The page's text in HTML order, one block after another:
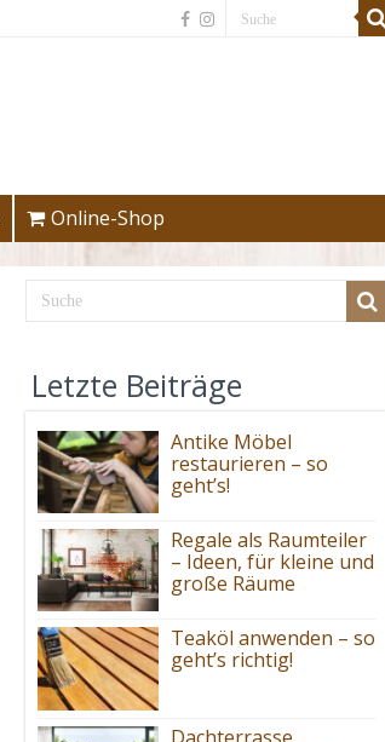
Online-Shop
Letzte Beiträge
Antike Möbel
restaurieren – so
geht’s!
Regale als Raumteiler
– Ideen, für kleine und
große Räume
Teaköl anwenden – so
geht’s richtig!
Dachterrasse